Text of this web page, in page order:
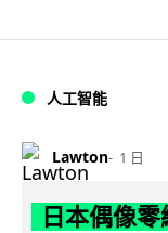
人工智能
Lawton 1 日
日本偶像